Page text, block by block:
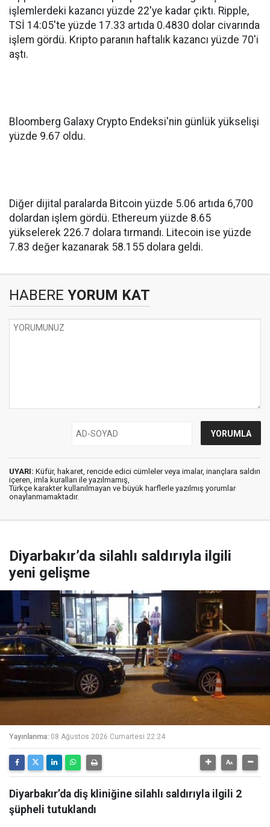
işlemlerdeki kazancı yüzde 22'ye kadar çıktı. Ripple,
TSİ 14:05'te yüzde 17.33 artıda 0.4830 dolar civarında
işlem gördü. Kripto paranın haftalık kazancı yüzde 70'i
aştı.
Bloomberg Galaxy Crypto Endeksi'nin günlük yükselişi
yüzde 9.67 oldu.
Diğer dijital paralarda Bitcoin yüzde 5.06 artıda 6,700
dolardan işlem gördü. Ethereum yüzde 8.65
yükselerek 226.7 dolara tırmandı. Litecoin ise yüzde
7.83 değer kazanarak 58.155 dolara geldi.
HABERE YORUM KAT
UYARI: Küfür, hakaret, rencide edici cümleler veya imalar, inançlara saldırı
içeren, imla kuralları ile yazılmamış,
Türkçe karakter kullanılmayan ve büyük harflerle yazılmış yorumlar
onaylanmamaktadır.
Diyarbakır’da silahlı saldırıyla ilgili
yeni gelişme
Yayınlanma: 08 Ağustos 2026 Cumartesi 22:24
Diyarbakır’da diş kliniğine silahlı saldırıyla ilgili 2
şüpheli tutuklandı